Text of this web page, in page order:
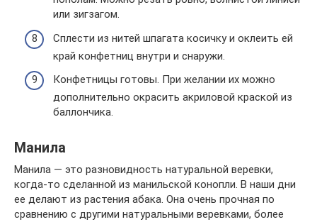
или зигзагом.
Сплести из нитей шпагата косичку и оклеить ей
край конфетниц внутри и снаружи.
Конфетницы готовы. При желании их можно
дополнительно окрасить акриловой краской из
баллончика.
Манила
Манила — это разновидность натуральной веревки,
когда-то сделанной из манильской конопли. В наши дни
ее делают из растения абака. Она очень прочная по
сравнению с другими натуральными веревками, более